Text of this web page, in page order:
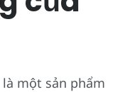
là một sản phẩm